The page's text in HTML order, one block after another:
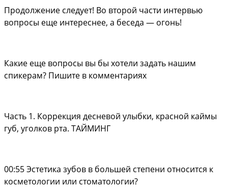
Продолжение следует! Во второй части интервью
вопросы еще интереснее, а беседа — огонь!
Какие еще вопросы вы бы хотели задать нашим
спикерам? Пишите в комментариях
Часть 1. Коррекция десневой улыбки, красной каймы
губ, уголков рта. ТАЙМИНГ
00:55 Эстетика зубов в большей степени относится к
косметологии или стоматологии?